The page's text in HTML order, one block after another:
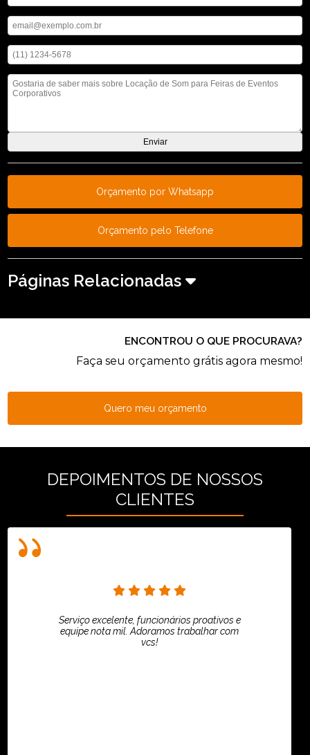
Orçamento por Whatsapp
Orçamento pelo Telefone
Páginas Relacionadas
ENCONTROU O QUE PROCURAVA?
Faça seu orçamento grátis agora mesmo!
Quero meu orçamento
DEPOIMENTOS DE NOSSOS
CLIENTES
Serviço excelente, funcionários proativos e
equipe nota mil. Adoramos trabalhar com
vcs!